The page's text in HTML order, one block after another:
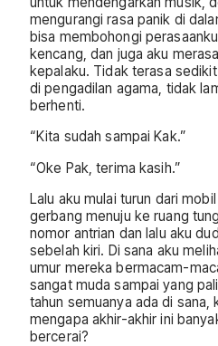
mengurangi rasa panik di
bisa membohongi
kencang, dan juga aku
kepalaku. Tidak terasa
di pengadilan agama, tidak
berhenti.
“Kita sudah sampai Kak.”
“Oke Pak, terima kasih.”
Lalu aku mulai turun dari
gerbang menuju ke ruang
nomor antrian dan lalu aku
sebelah kiri. Di sana aku
umur mereka bermacam-
sangat muda sampai yang
tahun semuanya ada di sana,
mengapa akhir-akhir ini
bercerai?